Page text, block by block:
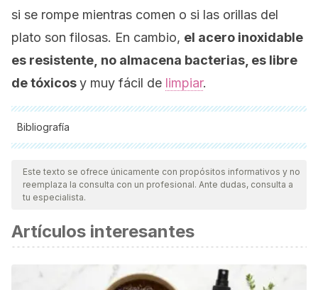
si se rompe mientras comen o si las orillas del
plato son filosas. En cambio, el acero inoxidable
es resistente, no almacena bacterias, es libre
de tóxicosy muy fácil de limpiar.
Bibliografía
Todas las fuentes citadas fueron revisadas a profundidad por
nuestro equipo, para asegurar su calidad, confiabilidad,
vigencia y validez.La bibliografía de este artículo fue
científica.
Bisfenol A. Autoridad Europea de Seguridad Alimentarias.
https://www.efsa.europa.eu/es/topics/topic/bisphenol
Este texto se ofrece únicamente con propósitos informativos y no
reemplaza la consulta con un profesional. Ante dudas, consulta a
tu especialista.
Artículos interesantes